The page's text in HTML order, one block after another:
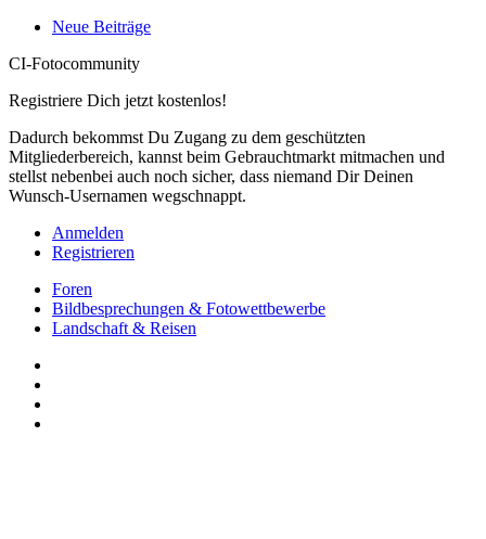
Neue Beiträge
CI-Fotocommunity
Registriere Dich jetzt kostenlos!
Dadurch bekommst Du Zugang zu dem geschützten
Mitgliederbereich, kannst beim Gebrauchtmarkt mitmachen und
stellst nebenbei auch noch sicher, dass niemand Dir Deinen
Wunsch-Usernamen wegschnappt.
Anmelden
Registrieren
Foren
Bildbesprechungen & Fotowettbewerbe
Landschaft & Reisen